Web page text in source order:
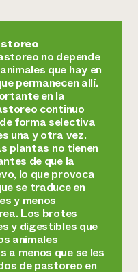
no depende
que hay en
permanecen allí.
en la
continuo
forma selectiva
una y otra vez.
plantas no tienen
de que la
lo que provoca
se traduce en
y menos
Los brotes
y digestibles que
animales
a menos que se les
de pastoreo en